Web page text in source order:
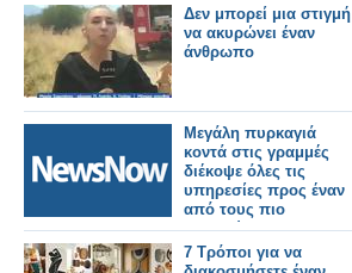
Δεν μπορεί μια στιγμή
να ακυρώνει έναν
άνθρωπο
Μεγάλη πυρκαγιά
κοντά στις γραμμές
διέκοψε όλες τις
υπηρεσίες προς έναν
από τους πιο
πολυσύχναστους
σιδηροδρομικούς
σταθμούς του
7 Τρόποι για να